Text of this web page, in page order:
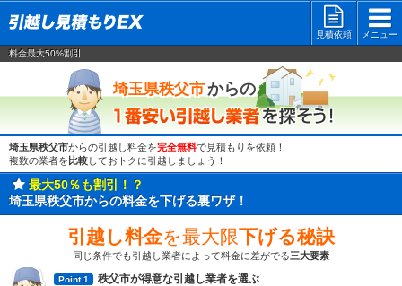
見積依頼
メニュー
料金最大50%割引
埼玉県秩父市からの
埼玉県秩父市からの引越し料金を完全無料で見積もりを依頼！
複数の業者を 比較しておトクに引越しましょう！
最大50％も割引！？
埼玉県秩父市からの料金を下げる裏ワザ！
引越し料金を最大限下げる秘訣
同じ条件でも引越し業者によって料金に差がでる三大要素
Point.1 秩父市が得意な引越し業者を選ぶ